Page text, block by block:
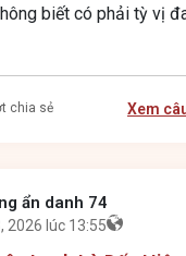
biết có phải tỳ vị
chia sẻ Xem
ẩn danh 74
2026 lúc 13:55